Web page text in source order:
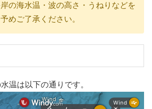
の海水温・波の高さ・うねりなどを
めご了承ください。
温は以下の通りです。